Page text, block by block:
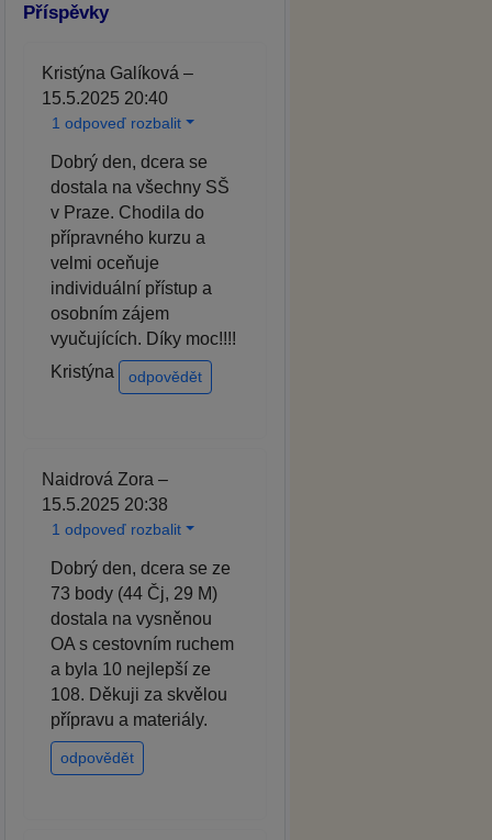
Příspěvky
Kristýna Galíková –
15.5.2025 20:40
1 odpoveď rozbalit
Dobrý den, dcera se
dostala na všechny SŠ
v Praze. Chodila do
přípravného kurzu a
velmi oceňuje
individuální přístup a
osobním zájem
vyučujících. Díky moc!!!!
Kristýna
odpovědět
Naidrová Zora –
15.5.2025 20:38
1 odpoveď rozbalit
Dobrý den, dcera se ze
73 body (44 Čj, 29 M)
dostala na vysněnou
OA s cestovním ruchem
a byla 10 nejlepší ze
108. Děkuji za skvělou
přípravu a materiály.
odpovědět